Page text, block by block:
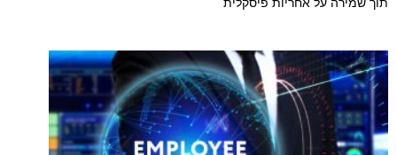
תוך שמירה על אחריות פיסקלית